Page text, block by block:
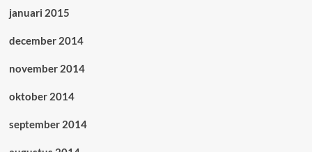
januari 2015
december 2014
november 2014
oktober 2014
september 2014